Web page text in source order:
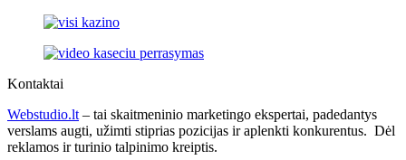
Kontaktai
Webstudio.lt – tai skaitmeninio marketingo ekspertai, padedantys
verslams augti, užimti stiprias pozicijas ir aplenkti konkurentus. Dėl
reklamos ir turinio talpinimo kreiptis.